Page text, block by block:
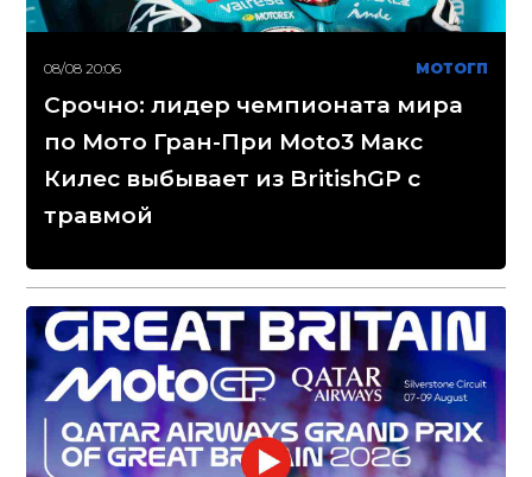
08/08 20:06 МОТОГП
Срочно: лидер чемпионата мира
по Мото Гран-При Moto3 Макс
Килес выбывает из BritishGP с
травмой